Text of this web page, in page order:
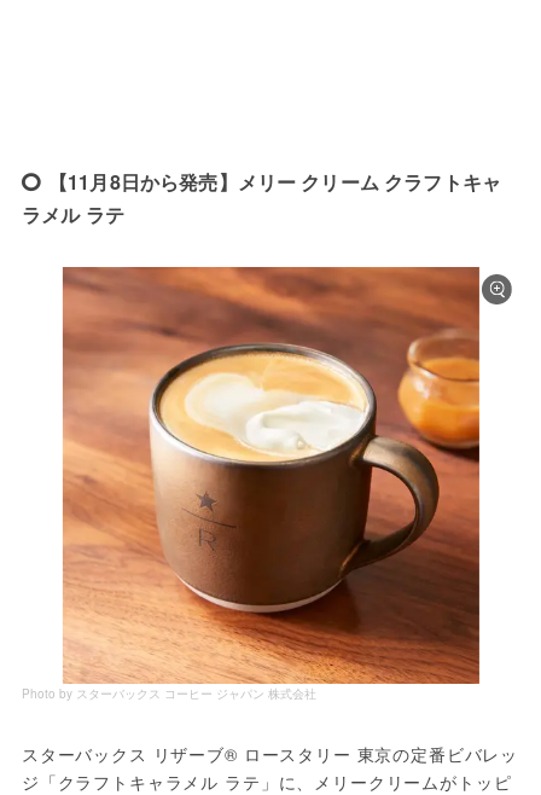
【11月8日から発売】メリー クリーム クラフトキャ
ラメル ラテ
Photo by スターバックス コーヒー ジャパン 株式会社
スターバックス リザーブ® ロースタリー 東京の定番ビバレッ
ジ「クラフトキャラメル ラテ」に、メリークリームがトッピ